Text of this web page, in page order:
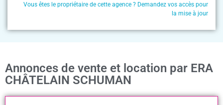
Vous êtes le propriétaire de cette agence ? Demandez vos accès pour
la mise à jour
Annonces de vente et location par ERA
CHÂTELAIN SCHUMAN